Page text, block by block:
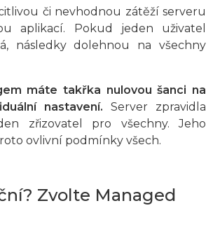
či nevhodnou zátěží serveru
aplikací. Pokud jeden uživatel
následky dolehnou na všechny
máte takřka nulovou šanci na
nastavení. Server zpravidla
zřizovatel pro všechny. Jeho
ovlivní podmínky všech.
Zvolte Managed